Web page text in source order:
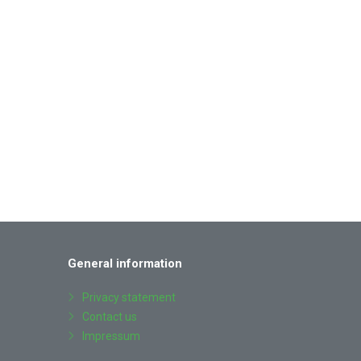
General information
Privacy statement
Contact us
Impressum